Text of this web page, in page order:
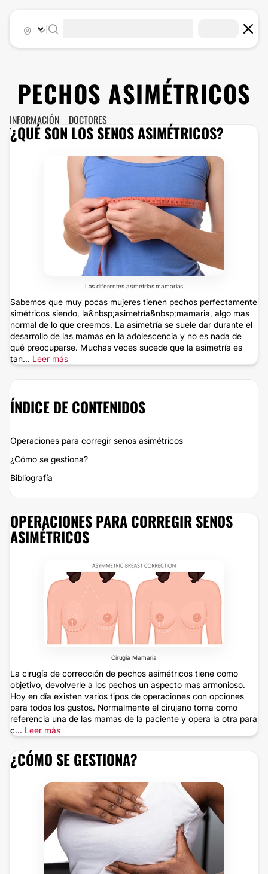
PECHOS ASIMÉTRICOS
INFORMACIÓN DOCTORES
¿QUÉ SON LOS SENOS ASIMÉTRICOS?
Las diferentes asimetrías mamarias
Sabemos que muy pocas mujeres tienen pechos perfectamente
simétricos siendo, la&nbsp;asimetría&nbsp;mamaria, algo mas
normal de lo que creemos. La asimetría se suele dar durante el
desarrollo de las mamas en la adolescencia y no es nada de
qué preocuparse. Muchas veces sucede que la asimetría es
tan... Leer más
ÍNDICE DE CONTENIDOS
Operaciones para corregir senos asimétricos
¿Cómo se gestiona?
Bibliografía
OPERACIONES PARA CORREGIR SENOS
ASIMÉTRICOS
Cirugía Mamaria
La cirugía de corrección de pechos asimétricos tiene como
objetivo, devolverle a los pechos un aspecto mas armonioso.
Hoy en día existen varios tipos de operaciones con opciones
para todos los gustos. Normalmente el cirujano toma como
referencia una de las mamas de la paciente y opera la otra para
c... Leer más
¿CÓMO SE GESTIONA?